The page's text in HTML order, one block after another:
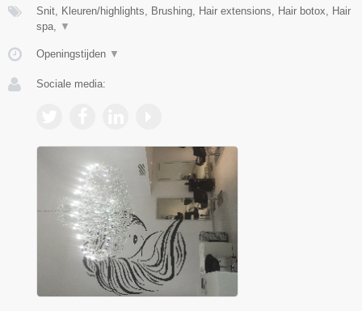
Snit, Kleuren/highlights, Brushing, Hair extensions, Hair botox, Hair
spa,
▼
Openingstijden ▼
Sociale media: